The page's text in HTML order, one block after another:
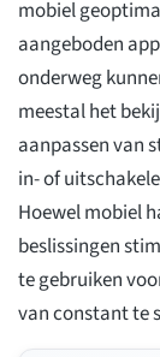
mobiel
aangeboden
onderweg
meestal het
aanpassen van
in- of
Hoewel mobiel
beslissingen
te gebruiken
van constant te